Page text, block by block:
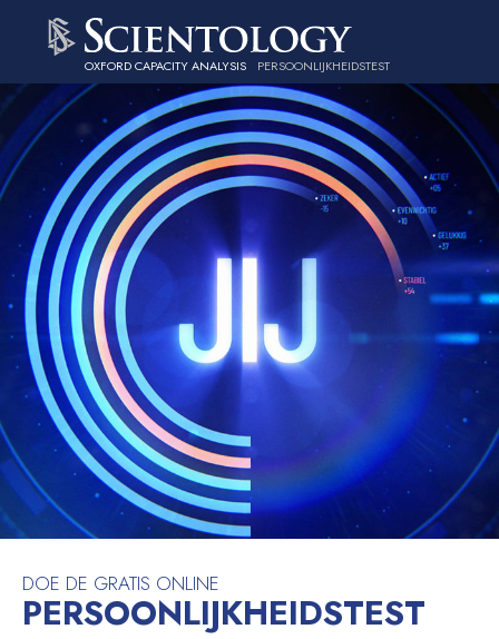
OXFORD CAPACITY ANALYSIS PERSOONLIJKHEIDSTEST
DOE DE GRATIS ONLINE
PERSOONLIJKHEIDS­TEST